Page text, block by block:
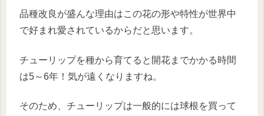
品種改良が盛んな理由はこの花の形や特性が世界中
で好まれ愛されているからだと思います。
チューリップを種から育てると開花までかかる時間
は5～6年！気が遠くなりますね。
そのため、チューリップは一般的には球根を買って